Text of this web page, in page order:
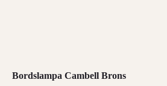
Bordslampa Cambell Brons